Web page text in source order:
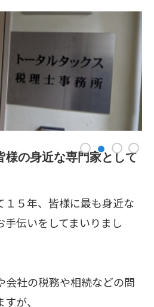
1 2 3
の身近な専門家として
１５年、皆様に最も身近な
伝いをしてまいりまし
会社の税務や相続などの問
が、